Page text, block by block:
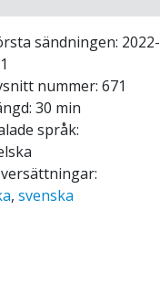
sändningen: 2022-
nummer: 671
30 min
språk:
, svenska